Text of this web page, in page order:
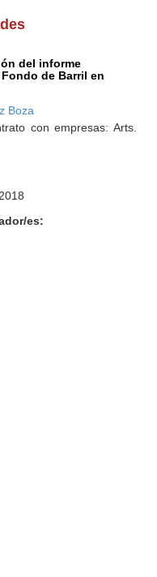
del informe
de Barril en
Boza
con empresas: Arts.
es: